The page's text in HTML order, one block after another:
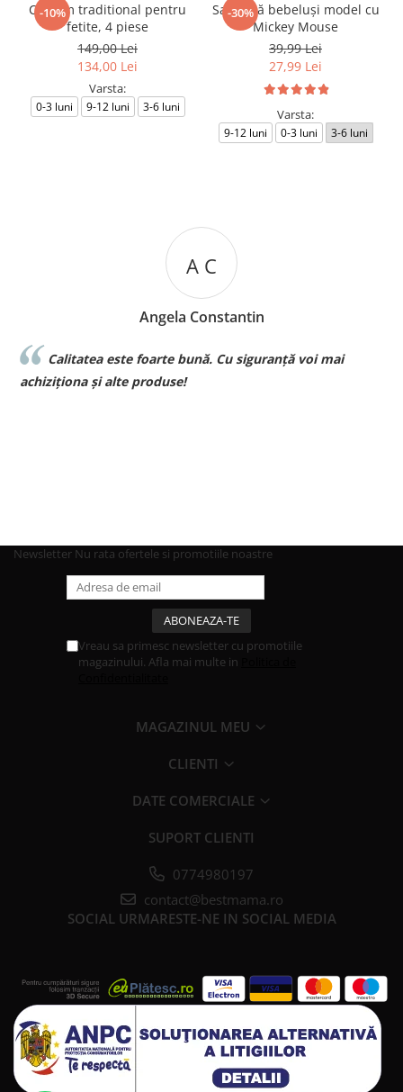
-10%
Costum traditional pentru
fetite, 4 piese
149,00 Lei
134,00 Lei
Varsta:
0-3 luni 9-12 luni 3-6 luni
-30%
Salopetă bebeluși model cu
Mickey Mouse
39,99 Lei
27,99 Lei
Varsta:
9-12 luni 0-3 luni 3-6 luni
A C
Angela Constantin
Calitatea este foarte bună. Cu siguranță voi mai
achiziționa și alte produse!
Newsletter Nu rata ofertele si promotiile noastre
Vreau sa primesc newsletter cu promotiile
magazinului. Afla mai multe in
MAGAZINUL MEU
CLIENTI
DATE COMERCIALE
SUPORT CLIENTI
0774980197
contact@bestmama.ro
SOCIAL URMARESTE-NE IN SOCIAL MEDIA